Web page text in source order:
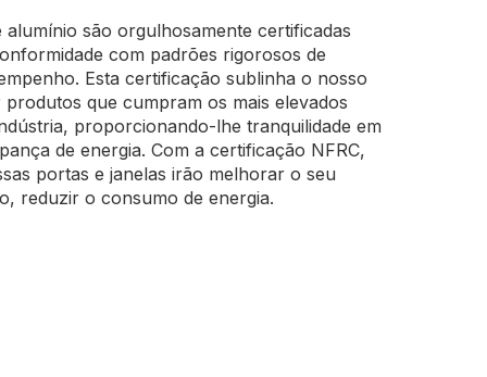
alumínio são orgulhosamente certificadas
com padrões rigorosos de
Esta certificação sublinha o nosso
que cumpram os mais elevados
proporcionando-lhe tranquilidade em
de energia. Com a certificação NFRC,
portas e janelas irão melhorar o seu
reduzir o consumo de energia.